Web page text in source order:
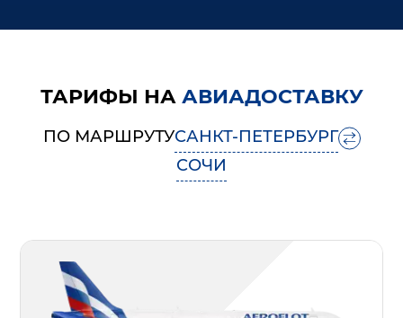
ТАРИФЫ НА АВИАДОСТАВКУ
ПО МАРШРУТУСАНКТ-ПЕТЕРБУРГ
СОЧИ